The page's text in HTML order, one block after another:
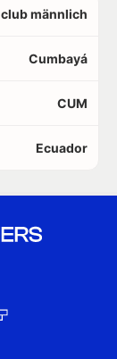
club männlich
Cumbayá
CUM
Ecuador